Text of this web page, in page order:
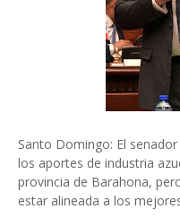
Santo Domingo: El
los aportes de industria
provincia de Barahona,
estar alineada a los